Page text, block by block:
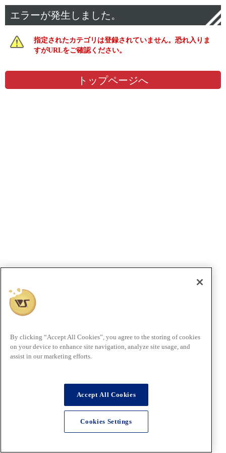
エラーが発生しました。
指定されたカテゴリは登録されていません。恐れ入りま
すがURLをご確認ください。
By clicking “Accept All Cookies”, you agree to the storing of cookies
on your device to enhance site navigation, analyze site usage, and
assist in our marketing efforts.
Accept All Cookies
Cookies Settings